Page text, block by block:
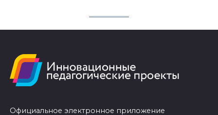
Официальное электронное приложение